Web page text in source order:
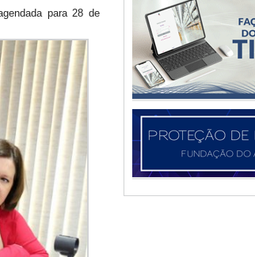
para 28 de